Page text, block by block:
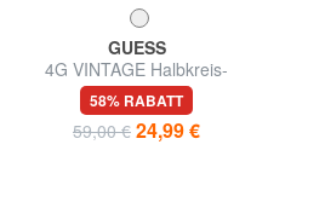
GUESS
4G VINTAGE Halbkreis-
Ohrringe mit Anhänger
58% RABATT
59,00 € 24,99 €